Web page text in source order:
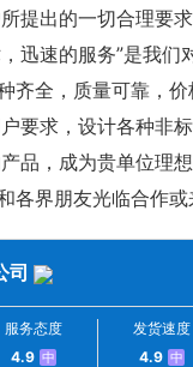
提出的一切合理要
迅速的服务”是我们
齐全，质量可靠，
要求，设计各种非
品，成为贵单位理想
各界朋友光临合作或
司
服务态度
4.9 中
发货速度
4.9 中